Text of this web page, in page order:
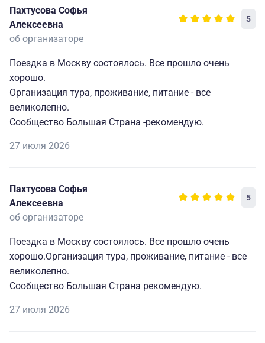
этому организатору и рекомендую его как
заслуживающего доверие.
Пахтусова Софья
Алексеевна
5
об организаторе
Поездка в Москву состоялось. Все прошло очень
хорошо.
Организация тура, проживание, питание - все
великолепно.
Сообщество Большая Страна -рекомендую.
27 июля 2026
Пахтусова Софья
Алексеевна
5
об организаторе
Поездка в Москву состоялось. Все прошло очень
хорошо.Организация тура, проживание, питание - все
великолепно.
Сообщество Большая Страна рекомендую.
27 июля 2026